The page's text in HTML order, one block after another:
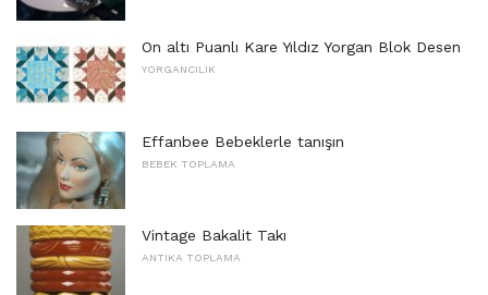
On altı Puanlı Kare Yıldız Yorgan Blok Desen
YORGANCILIK
Effanbee Bebeklerle tanışın
BEBEK TOPLAMA
Vintage Bakalit Takı
ANTIKA TOPLAMA